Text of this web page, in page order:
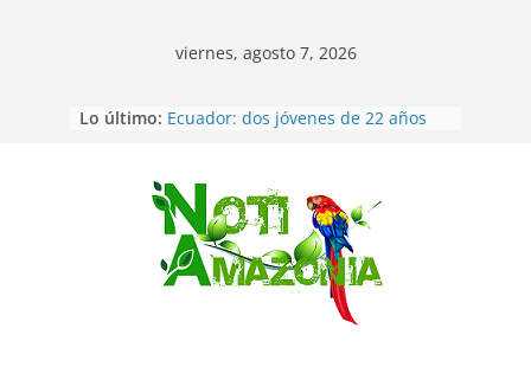
Saltar
viernes, agosto 7, 2026
Lo último: Ecuador: dos jóvenes de 22 años
Sentencian a 34 años de prisión a
implicados en caso de Alison,
oriunda de Tena
Vozinha, el arquero sensación de
cabo Verde, ya llegó para
incorporarse a Colo Colo de Chile
Pastaza: la parroquia Diez de